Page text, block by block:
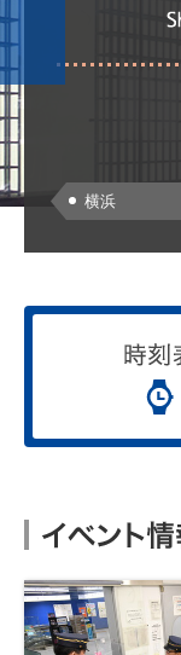
横浜